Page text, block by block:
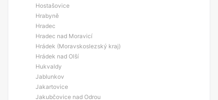
Hostašovice
Hrabyně
Hradec
Hradec nad Moravicí
Hrádek (Moravskoslezský kraj)
Hrádek nad Olší
Hukvaldy
Jablunkov
Jakartovice
Jakubčovice nad Odrou